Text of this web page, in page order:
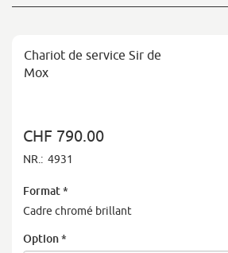
Chariot de service Sir de
Mox
CHF 790.00
NR.: 4931
Format*
Cadre chromé brillant
Option*